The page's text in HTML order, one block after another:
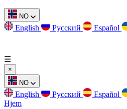
NO
English Русский Español
☰
×
NO
English Русский Español
Hjem